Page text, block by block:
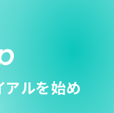
ルを始め